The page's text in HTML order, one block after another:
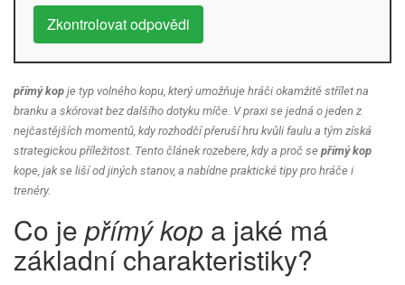
Zkontrolovat odpovědi
přímý kop je typ volného kopu, který umožňuje hráči okamžitě střílet na
branku a skórovat bez dalšího dotyku míče. V praxi se jedná o jeden z
nejčastějších momentů, kdy rozhodčí přeruší hru kvůli faulu a tým získá
strategickou příležitost. Tento článek rozebere, kdy a proč se přímý kop
kope, jak se liší od jiných stanov, a nabídne praktické tipy pro hráče i
trenéry.
Co je přímý kop a jaké má
základní charakteristiky?